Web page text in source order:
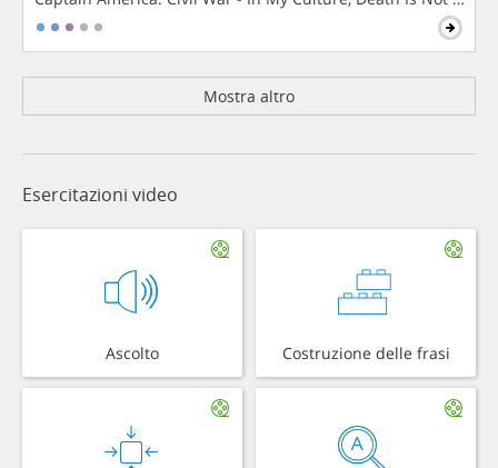
Mostra altro
Esercitazioni video
Ascolto Costruzione delle frasi